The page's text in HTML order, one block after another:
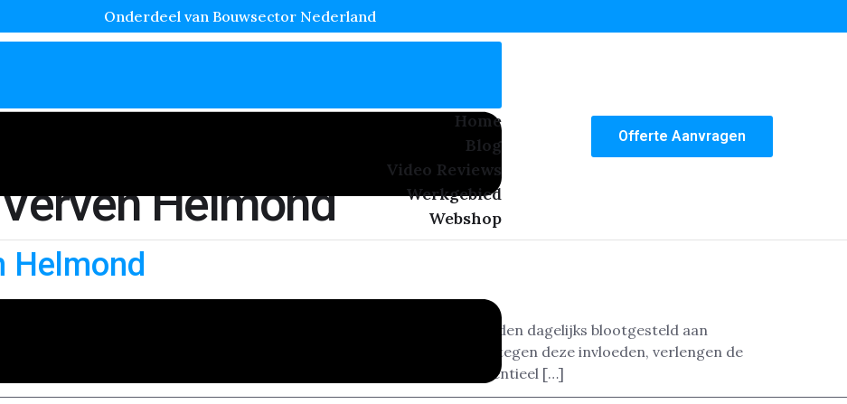
Onderdeel van Bouwsector Nederland
Home
Blog
Video Reviews
Werkgebied
Webshop
Offerte Aanvragen
Helmond
Helmond
een belangrijke klus voor het onderhoud van je woning. Kozijnen worden dagelijks blootgesteld aan
regen, zon en kou. Goed geschilderde kozijnen bieden bescherming tegen deze invloeden, verlengen de
uitstraling. In dit blog ontdek je waarom kozijnen schilderen essentieel […]